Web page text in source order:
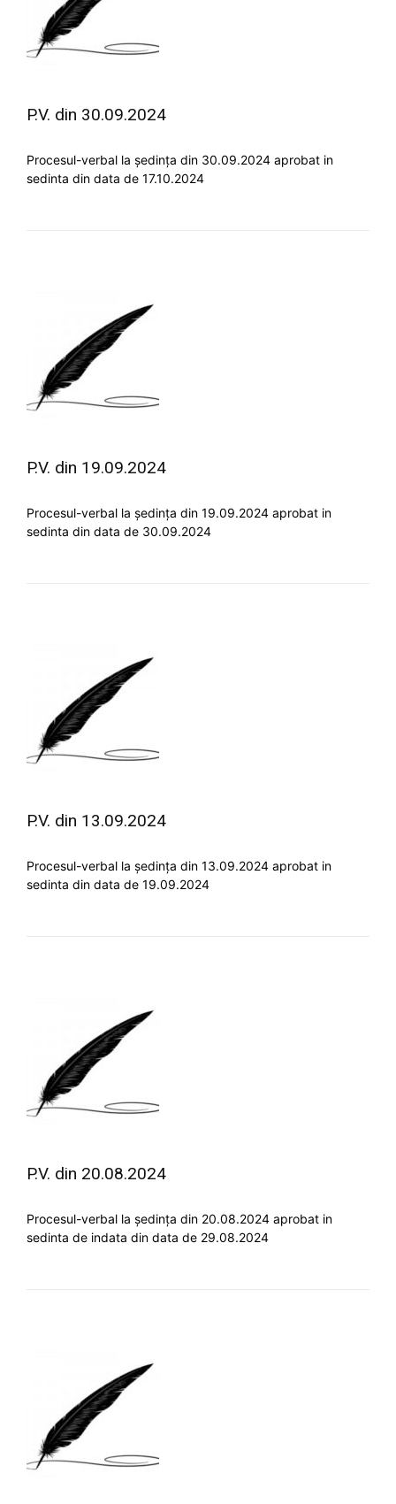
P.V. din 30.09.2024
Procesul-verbal la ședința din 30.09.2024 aprobat in
sedinta din data de 17.10.2024
P.V. din 19.09.2024
Procesul-verbal la ședința din 19.09.2024 aprobat in
sedinta din data de 30.09.2024
P.V. din 13.09.2024
Procesul-verbal la ședința din 13.09.2024 aprobat in
sedinta din data de 19.09.2024
P.V. din 20.08.2024
Procesul-verbal la ședința din 20.08.2024 aprobat in
sedinta de indata din data de 29.08.2024